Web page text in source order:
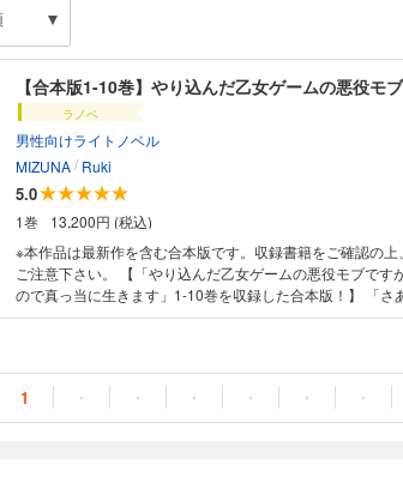
ラノベ
男性向けライトノベル
MIZUNA/ Ruki
5.0
1巻
13,200円 (税込)
※本作品は最新作を含む合本版です。収録書籍をご確認の上
ご注意下さい。 【「やり込んだ乙女ゲームの悪役モブです
ので真っ当に生きます」1-10巻を収録した合本版！】 「さ
（僕たち）の大逆転といくよ」 “型破りな腹黒神童”がギロ
を1冊にまとめた合本版です。 (収録書籍) やり込んだ乙女
ブですが、断罪は嫌なので真っ当に生きます【電子書籍限定
付き】 やり込んだ乙女ゲームの悪役モブですが、断罪は嫌
1 ・ ・ ・ ・ ・ ・